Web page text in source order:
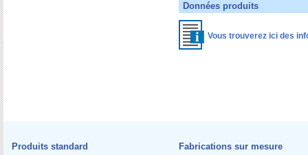
Données produits
Vous trouverez ici des
Produits standard Fabrications sur mesure